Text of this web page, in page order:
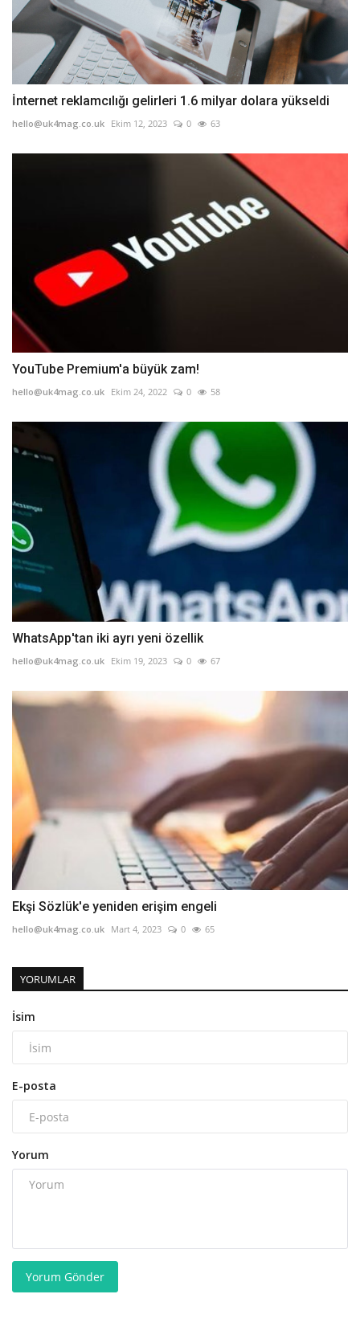
İnternet reklamcılığı gelirleri 1.6 milyar dolara yükseldi
hello@uk4mag.co.uk Ekim 12, 2023 0 63
YouTube Premium'a büyük zam!
hello@uk4mag.co.uk Ekim 24, 2022 0 58
WhatsApp'tan iki ayrı yeni özellik
hello@uk4mag.co.uk Ekim 19, 2023 0 67
Ekşi Sözlük'e yeniden erişim engeli
hello@uk4mag.co.uk Mart 4, 2023 0 65
YORUMLAR
İsim
E-posta
Yorum
Yorum Gönder